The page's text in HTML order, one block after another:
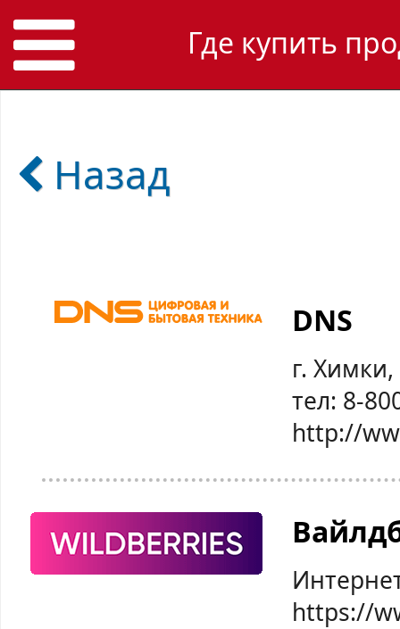
Где купить
Назад
DNS
г.
тел: 8-
http://
https://